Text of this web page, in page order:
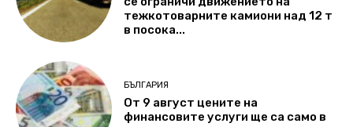
тежкотоварните камиони над 12 т
в посока...
БЪЛГАРИЯ
От 9 август цените на
финансовите услуги ще са само в